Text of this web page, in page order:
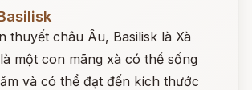
thuyết châu Âu, Basilisk là Xà
một con mãng xà có thể sống
và có thể đạt đến kích thước